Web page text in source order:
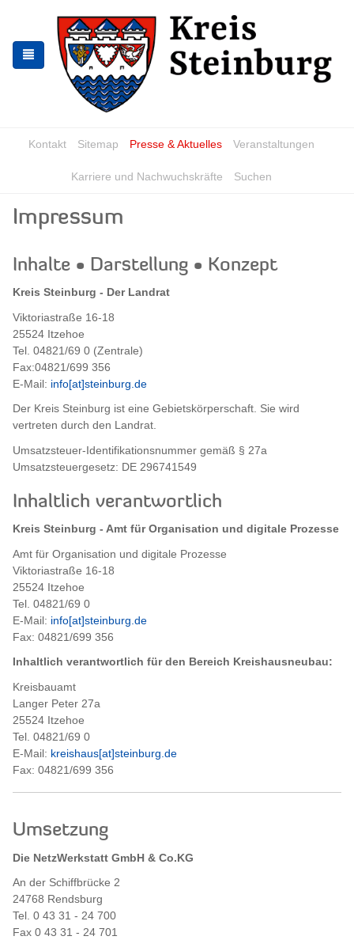
the
navigation
the
content
Kontakt Sitemap Presse & Aktuelles Veranstaltungen
Karriere und Nachwuchskräfte Suchen
Impressum
Inhalte • Darstellung • Konzept
Kreis Steinburg - Der Landrat
Viktoriastraße 16-18
25524 Itzehoe
Tel. 04821/69 0 (Zentrale)
Fax:04821/699 356
E-Mail: info[at]steinburg.de
Der Kreis Steinburg ist eine Gebietskörperschaft. Sie wird
vertreten durch den Landrat.
Umsatzsteuer-Identifikationsnummer gemäß § 27a
Umsatzsteuergesetz: DE 296741549
Inhaltlich verantwortlich
Kreis Steinburg - Amt für Organisation und digitale Prozesse
Amt für Organisation und digitale Prozesse
Viktoriastraße 16-18
25524 Itzehoe
Tel. 04821/69 0
E-Mail: info[at]steinburg.de
Fax: 04821/699 356
Inhaltlich verantwortlich für den Bereich Kreishausneubau:
Kreisbauamt
Langer Peter 27a
25524 Itzehoe
Tel. 04821/69 0
E-Mail: kreishaus[at]steinburg.de
Fax: 04821/699 356
Umsetzung
Die NetzWerkstatt GmbH & Co.KG
An der Schiffbrücke 2
24768 Rendsburg
Tel. 0 43 31 - 24 700
Fax 0 43 31 - 24 701